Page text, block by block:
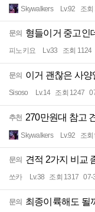
Skywalkers Lv.92 조회
문의 형들이거 중고인
피노키요 Lv.33 조회 1124
문의 이거 괜찮은 사양
Sisoso Lv.14 조회 1247
추천 270만원대 참고
Skywalkers Lv.92 조회
문의 견적 2가지 비교
쏘카 Lv.38 조회 1317 07-
문의 최종이륙해도 될